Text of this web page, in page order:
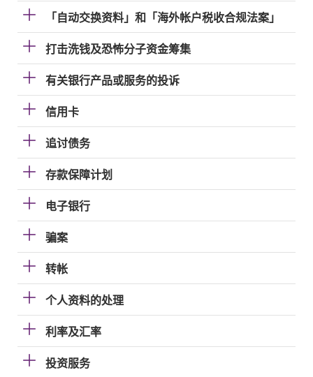
「自动交换资料」和「海外帐户税收合规法案」
打击洗钱及恐怖分子资金筹集
有关银行产品或服务的投诉
信用卡
追讨债务
存款保障计划
电子银行
骗案
转帐
个人资料的处理
利率及汇率
投资服务